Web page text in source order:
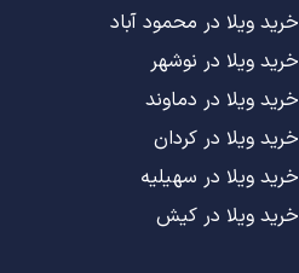
خرید ویلا در محمود آباد
خرید ویلا در نوشهر
خرید ویلا در دماوند
خرید ویلا در کردان
خرید ویلا در سهیلیه
خرید ویلا در کیش